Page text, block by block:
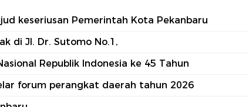
keseriusan Pemerintah Kota Pekanbaru
di Jl. Dr. Sutomo No.1,
Republik Indonesia ke 45 Tahun
forum perangkat daerah tahun 2026